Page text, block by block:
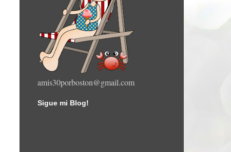
amis30porboston@gmail.com
Sigue mi Blog!